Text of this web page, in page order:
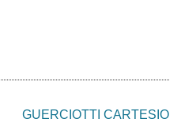
GUERCIOTTI CARTESIO